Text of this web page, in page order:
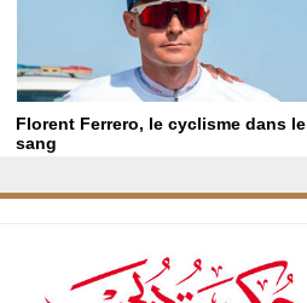
Florent Ferrero, le cyclisme dans le
sang